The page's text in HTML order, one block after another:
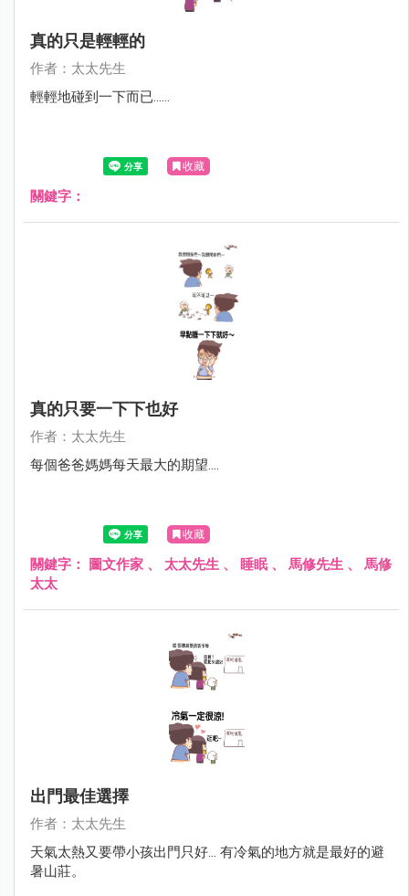
真的只是輕輕的
作者：太太先生
輕輕地碰到一下而已......
收藏
關鍵字：
真的只要一下下也好
作者：太太先生
每個爸爸媽媽每天最大的期望....
收藏
關鍵字： 圖文作家 、 太太先生 、 睡眠、 馬修先生 、 馬修
太太
出門最佳選擇
作者：太太先生
天氣太熱又要帶小孩出門只好... 有冷氣的地方就是最好的避
暑山莊。